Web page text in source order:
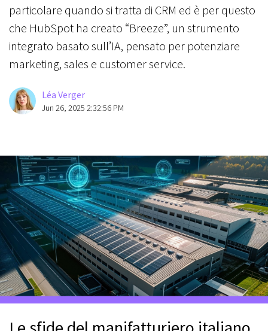
particolare quando si tratta di CRM ed è per questo
che HubSpot ha creato “Breeze”, un strumento
integrato basato sull’IA, pensato per potenziare
marketing, sales e customer service.
Léa Verger
Jun 26, 2025 2:32:56 PM